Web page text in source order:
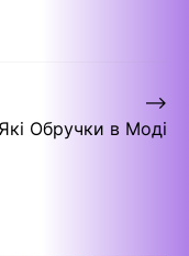
Які Обручки в Моді
⟶